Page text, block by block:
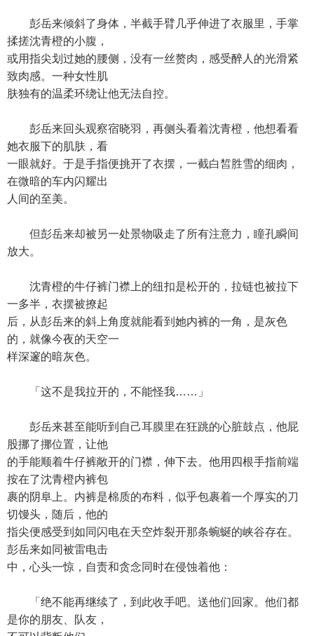
彭岳来倾斜了身体，半截手臂几乎伸进了衣服里，手掌
揉搓沈青橙的小腹，
或用指尖划过她的腰侧，没有一丝赘肉，感受醉人的光滑紧
致肉感。一种女性肌
肤独有的温柔环绕让他无法自控。
彭岳来回头观察宿晓羽，再侧头看着沈青橙，他想看看
她衣服下的肌肤，看
一眼就好。于是手指便挑开了衣摆，一截白皙胜雪的细肉，
在微暗的车内闪耀出
人间的至美。
但彭岳来却被另一处景物吸走了所有注意力，瞳孔瞬间
放大。
沈青橙的牛仔裤门襟上的纽扣是松开的，拉链也被拉下
一多半，衣摆被撩起
后，从彭岳来的斜上角度就能看到她内裤的一角，是灰色
的，就像今夜的天空一
样深邃的暗灰色。
「这不是我拉开的，不能怪我……」
彭岳来甚至能听到自己耳膜里在狂跳的心脏鼓点，他屁
股挪了挪位置，让他
的手能顺着牛仔裤敞开的门襟，伸下去。他用四根手指前端
按在了沈青橙内裤包
裹的阴阜上。内裤是棉质的布料，似乎包裹着一个厚实的刀
切馒头，随后，他的
指尖便感受到如同闪电在天空炸裂开那条蜿蜒的峡谷存在。
彭岳来如同被雷电击
中，心头一惊，自责和贪念同时在侵蚀着他：
「绝不能再继续了，到此收手吧。送他们回家。他们都
是你的朋友、队友，